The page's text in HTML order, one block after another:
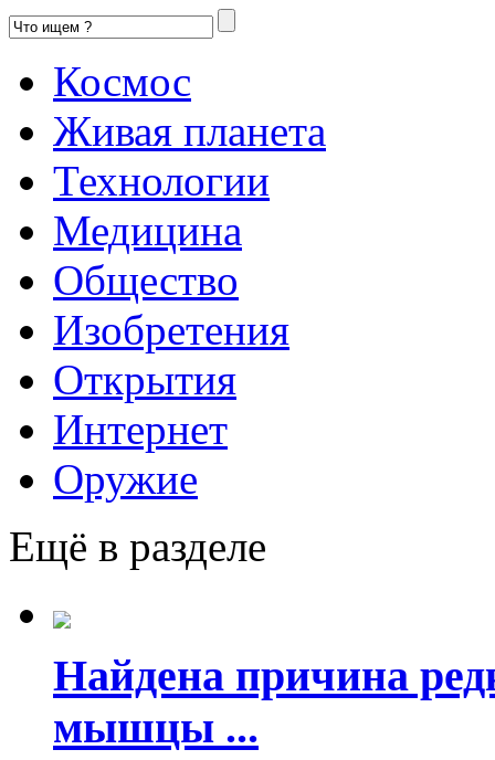
Космос
Живая планета
Технологии
Медицина
Общество
Изобретения
Открытия
Интернет
Оружие
Ещё в разделе
Найдена причина
мышцы ...